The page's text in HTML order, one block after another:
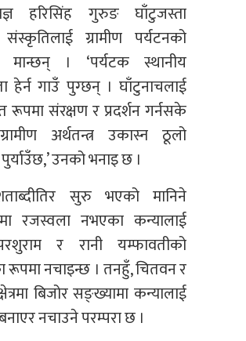
हरिसिंह गुरुङ घाँटुजस्ता
ग्रामीण पर्यटनको
। ‘पर्यटक स्थानीय
हेर्न गाउँ पुग्छन् । घाँटुनाचलाई
रूपमा संरक्षण र प्रदर्शन गर्नसके
अर्थतन्त्र उकास्न ठूलो
उनको भनाइ छ ।
सुरु भएको मानिने
रजस्वला नभएका कन्यालाई
र रानी यम्फावतीको
रूपमा नचाइन्छ । तनहुँ, चितवन र
बिजोर सङ्ख्यामा कन्यालाई
बनाएर नचाउने परम्परा छ ।